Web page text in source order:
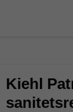
Kiehl